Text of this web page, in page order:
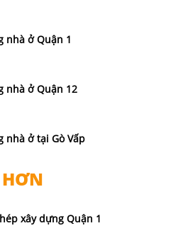
nhà ở Quận 1
nhà ở Quận 12
nhà ở tại Gò Vấp
xây dựng Quận 1